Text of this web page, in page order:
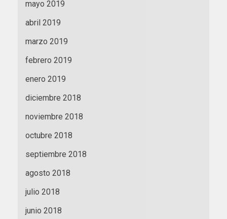
mayo 2019
abril 2019
marzo 2019
febrero 2019
enero 2019
diciembre 2018
noviembre 2018
octubre 2018
septiembre 2018
agosto 2018
julio 2018
junio 2018